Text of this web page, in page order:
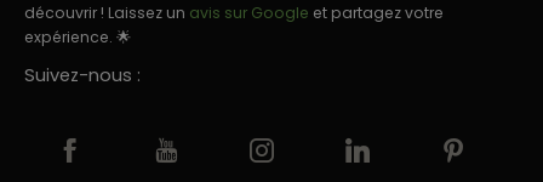
découvrir ! Laissez un avis sur Google et partagez votre
expérience. 🌟
Suivez-nous :